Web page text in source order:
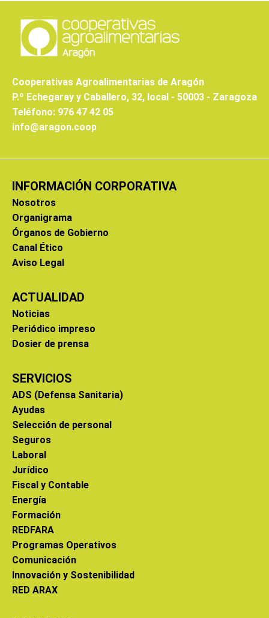
Cooperativas Agroalimentarias de Aragón
P.º Echegaray y Caballero, 32, local - 50003 - Zaragoza
Teléfono: 976 47 42 05
info@aragon.coop
INFORMACIÓN CORPORATIVA
Nosotros
Organigrama
Órganos de Gobierno
Canal Ético
Aviso Legal
ACTUALIDAD
Noticias
Periódico impreso
Dosier de prensa
SERVICIOS
ADS (Defensa Sanitaria)
Ayudas
Selección de personal
Seguros
Laboral
Jurídico
Fiscal y Contable
Energía
Formación
REDFARA
Programas Operativos
Comunicación
Innovación y Sostenibilidad
RED ARAX